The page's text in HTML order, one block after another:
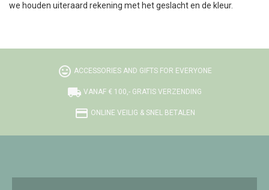
we houden uiteraard rekening met het geslacht en de kleur.
tag_faces ACCESSORIES AND GIFTS FOR EVERYONE
local_shipping VANAF € 100,- GRATIS VERZENDING
credit_card ONLINE VEILIG & SNEL BETALEN